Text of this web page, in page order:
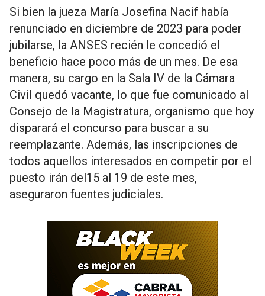
Si bien la jueza María Josefina Nacif había
renunciado en diciembre de 2023 para poder
jubilarse, la ANSES recién le concedió el
beneficio hace poco más de un mes. De esa
manera, su cargo en la Sala IV de la Cámara
Civil quedó vacante, lo que fue comunicado al
Consejo de la Magistratura, organismo que hoy
disparará el concurso para buscar a su
reemplazante. Además, las inscripciones de
todos aquellos interesados en competir por el
puesto irán del15 al 19 de este mes,
aseguraron fuentes judiciales.